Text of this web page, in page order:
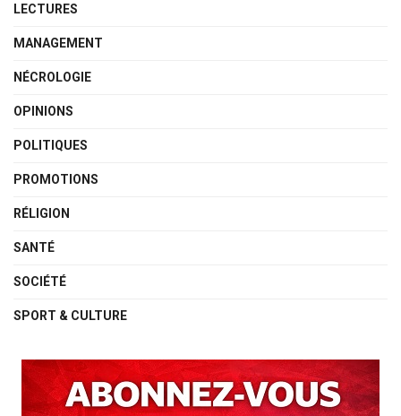
LECTURES
MANAGEMENT
NÉCROLOGIE
OPINIONS
POLITIQUES
PROMOTIONS
RÉLIGION
SANTÉ
SOCIÉTÉ
SPORT & CULTURE